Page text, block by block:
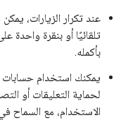
عند تكرار الزيارات،
تلقائيًا أو بنقرة واحدة
بأكمله.
لحماية التعليقات أو
الاستخدام، مع السماح